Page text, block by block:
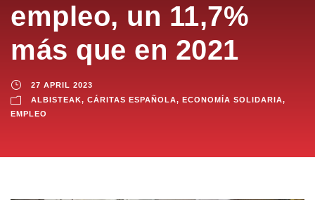
empleo, un 11,7%
más que en 2021
27 APRIL 2023
ALBISTEAK, CÁRITAS ESPAÑOLA, ECONOMÍA SOLIDARIA,
EMPLEO